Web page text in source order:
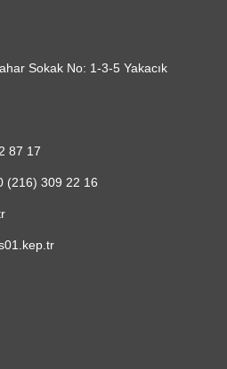
Sokak No: 1-3-5 Yakacık
87 17
(216) 309 22 16